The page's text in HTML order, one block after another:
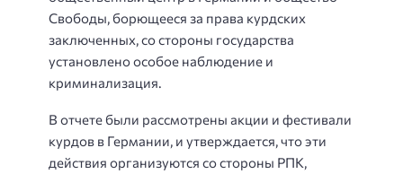
Свободы, борющееся за права курдских
заключенных, со стороны государства
установлено особое наблюдение и
криминализация.
В отчете были рассмотрены акции и фестивали
курдов в Германии, и утверждается, что эти
действия организуются со стороны РПК,